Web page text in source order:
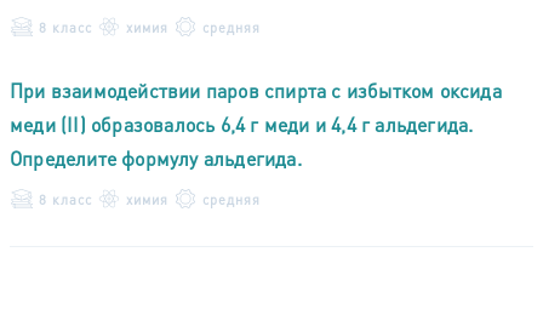
8 класс химия средняя
При взаимодействии паров спирта с избытком оксида
меди (II) образовалось 6,4 г меди и 4,4 г альдегида.
Определите формулу альдегида.
8 класс химия средняя